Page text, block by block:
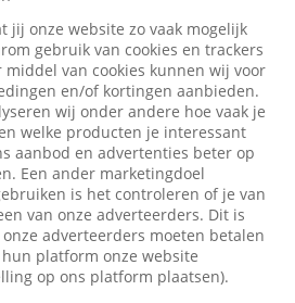
jij onze website zo vaak mogelijk
gebruik van cookies en trackers
van cookies kunnen wij voor
en/of kortingen aanbieden.
wij onder andere hoe vaak je
welke producten je interessant
aanbod en advertenties beter op
Een ander marketingdoel
is het controleren of je van
van onze adverteerders. Dit is
adverteerders moeten betalen
platform onze website
op ons platform plaatsen).